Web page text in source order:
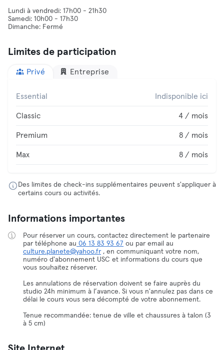
Lundi à vendredi: 17h00 - 21h30
Samedi: 10h00 - 17h30
Dimanche: Fermé
Limites de participation
Privé Entreprise
Essential Indisponible ici
Classic 4 / mois
Premium 8 / mois
Max 8 / mois
Des limites de check-ins supplémentaires peuvent s'appliquer à
certains cours ou activités.
Informations importantes
Pour réserver un cours, contactez directement le partenaire
par téléphone au 06 13 83 93 67 ou par email au
culture.planete@yahoo.fr, en communiquant votre nom,
numéro d'abonnement USC et informations du cours que
vous souhaitez réserver.
Les annulations de réservation doivent se faire auprès du
studio 24h minimum à l’avance. Si vous n'annulez pas dans ce
délai le cours vous sera décompté de votre abonnement.
Tenue recommandée: tenue de ville et chaussures à talon (3
à 5 cm)